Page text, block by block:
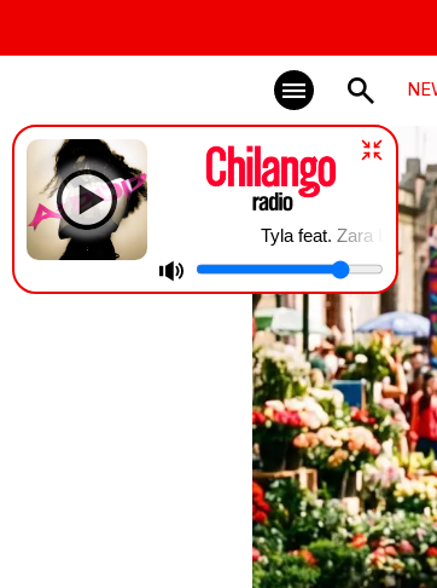
Tyla feat. Zara Larsson | SHE DID